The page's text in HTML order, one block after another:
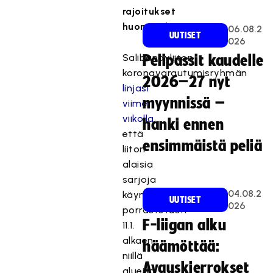
rajoitukset
huomioiden.
Salibandyliiton
koronavarautumisryhmän
linjasi
viime
viikolla,
että
liiton
alaisia
sarjoja
käynnistetään
porrastetusti
11.1.
alkaen
niillä
UUTISET
06.08.2
026
Pelipassit kaudelle
2026–27 nyt
myynnissä –
hanki ennen
ensimmäistä peliä
UUTISET
04.08.2
026
F-liigan alku
häämöttää:
Avauskierrokset